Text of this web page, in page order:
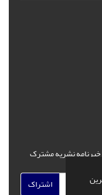
خبرنامه نشریه مشترک
اشتراک